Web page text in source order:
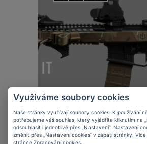
Využíváme soubory cookies
Naše stránky využívají soubory cookies. K používání
potřebujeme váš souhlas, který vyjádříte kliknutím na
odsouhlasit i jednotlivě přes „Nastavení“. Nastavení
změnit přes „Nastavení cookies“ v zápatí stránky.
stránce Zpracování cookies